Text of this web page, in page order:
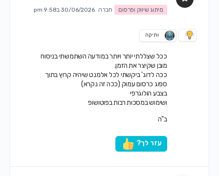
מיתוג שיווק ופרסום חברה 30/06/2026 ב9:58 pm
ותיקה
ככל שצללתי יותר ויותר במודעה השתמשתי בניסוח
מובן שקיצר את הזמן.
ככה לדוג' ביקשתי לכל אלמנט שיהיה קרוץ בתוך
ספוג כרסום עמוק (ככה זה נקרא)
בצבע הולוגרפי
ושימוש במסכות רבות בפוטושופ
ב"ה
עזר לך?